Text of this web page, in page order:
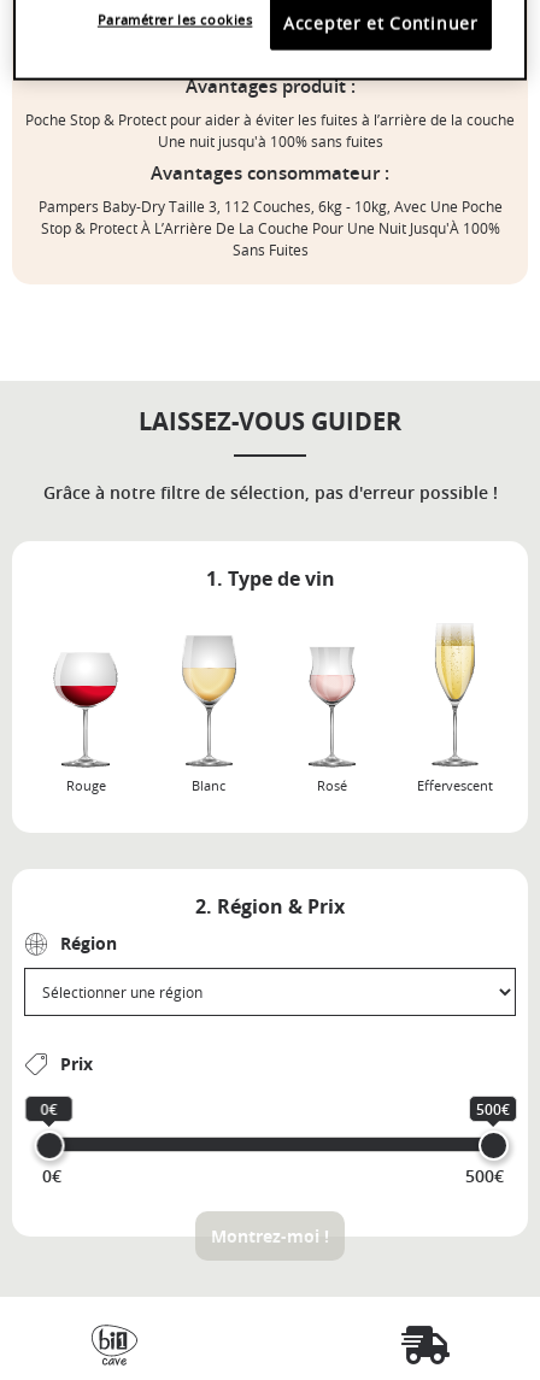
cosmétique de l’UE N°1223/2009). Elles sont testées et certifiées
Standard 100 par Oeko-Tex. Vous souhaitez en savoir plus sur la
composition de nos produits ? Visitez pampers.fr
Avantages produit :
Poche Stop & Protect pour aider à éviter les fuites à l’arrière de la couche
Une nuit jusqu'à 100% sans fuites
Avantages consommateur :
Pampers Baby-Dry Taille 3, 112 Couches, 6kg - 10kg, Avec Une Poche
Stop & Protect À L’Arrière De La Couche Pour Une Nuit Jusqu'À 100%
Sans Fuites
LAISSEZ-VOUS GUIDER
Grâce à notre filtre de sélection, pas d'erreur possible !
1. Type de vin
Rouge Blanc Rosé Effervescent
2. Région & Prix
Région
Prix
0€ 500€
0€ 500€
Montrez-moi !
Accepter et Continuer
Paramétrer les cookies